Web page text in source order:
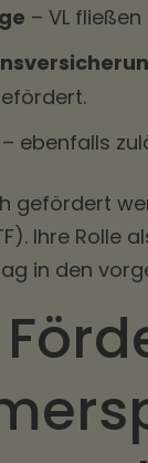
– VL
– ebenfalls
gefördert
Ihre Rolle
in den